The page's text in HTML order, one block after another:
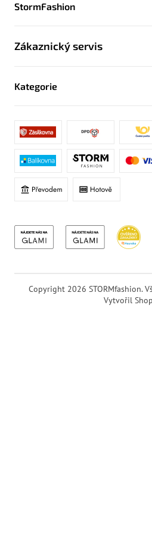
StormFashion
Zákaznický servis
Kategorie
Vytvořil
Copyright 2026 STORMfashion.